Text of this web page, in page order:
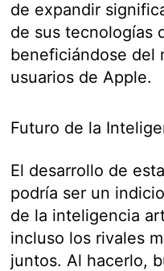
de expandir
de sus tecnologías
beneficiándose del
usuarios de Apple.
Futuro de la
El desarrollo de
podría ser un
de la inteligencia
incluso los rivales
juntos. Al hacerlo,